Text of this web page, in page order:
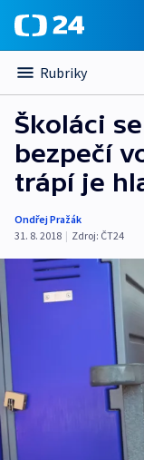
Rubriky
Školáci
bezpečí
trápí je
Ondřej Pražák
31. 8. 2018 | Zdroj: ČT24